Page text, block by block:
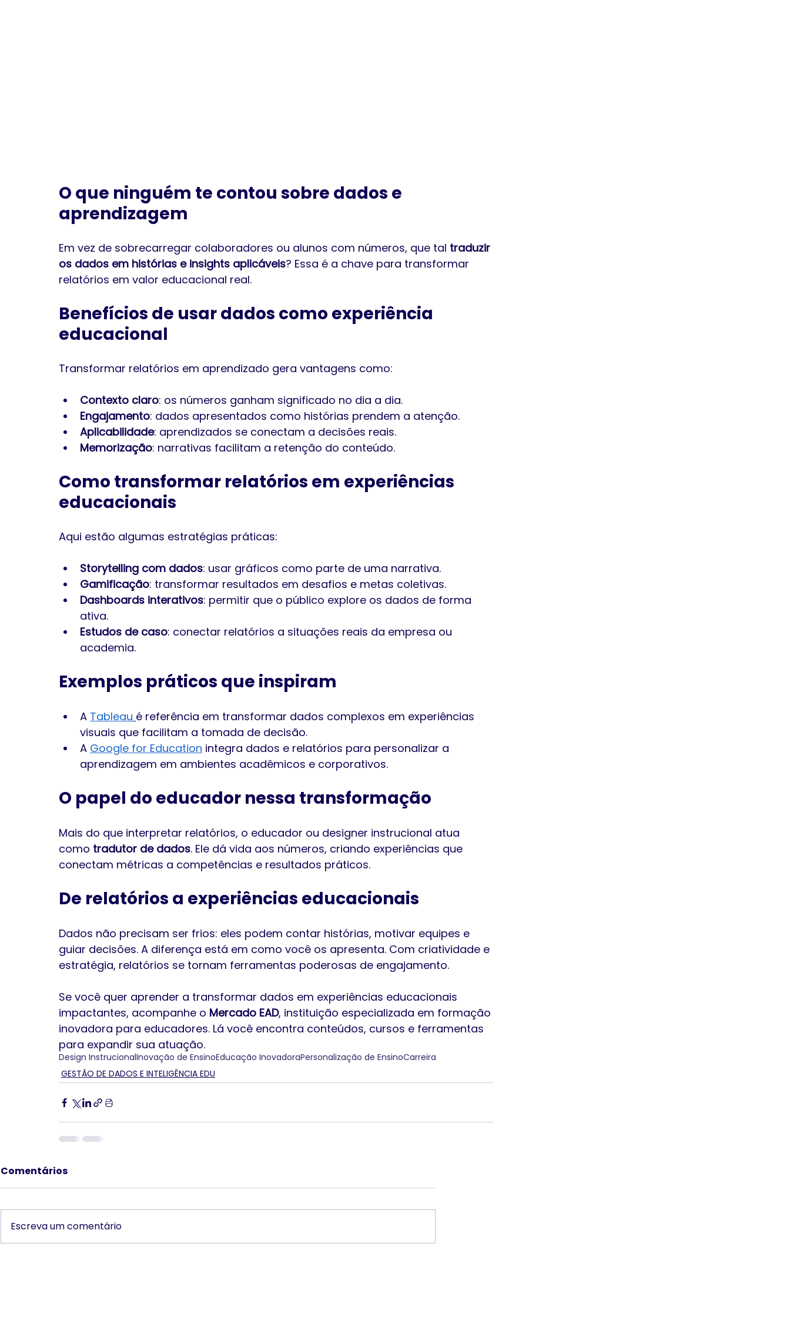
O que ninguém te contou sobre dados e
aprendizagem
Em vez de sobrecarregar colaboradores ou alunos com números, que tal traduzir
os dados em histórias e insights aplicáveis? Essa é a chave para transformar
relatórios em valor educacional real.
Benefícios de usar dados como experiência
educacional
Transformar relatórios em aprendizado gera vantagens como:
Contexto claro: os números ganham significado no dia a dia.
Engajamento: dados apresentados como histórias prendem a atenção.
Aplicabilidade: aprendizados se conectam a decisões reais.
Memorização: narrativas facilitam a retenção do conteúdo.
Como transformar relatórios em experiências
educacionais
Aqui estão algumas estratégias práticas:
Storytelling com dados: usar gráficos como parte de uma narrativa.
Gamificação: transformar resultados em desafios e metas coletivas.
Dashboards interativos: permitir que o público explore os dados de forma
ativa.
Estudos de caso: conectar relatórios a situações reais da empresa ou
academia.
Exemplos práticos que inspiram
A Tableau é referência em transformar dados complexos em experiências
visuais que facilitam a tomada de decisão.
A Google for Education integra dados e relatórios para personalizar a
aprendizagem em ambientes acadêmicos e corporativos.
O papel do educador nessa transformação
Mais do que interpretar relatórios, o educador ou designer instrucional atua
como tradutor de dados. Ele dá vida aos números, criando experiências que
conectam métricas a competências e resultados práticos.
De relatórios a experiências educacionais
Dados não precisam ser frios: eles podem contar histórias, motivar equipes e
guiar decisões. A diferença está em como você os apresenta. Com criatividade e
estratégia, relatórios se tornam ferramentas poderosas de engajamento.
Se você quer aprender a transformar dados em experiências educacionais
impactantes, acompanhe o Mercado EAD, instituição especializada em formação
inovadora para educadores. Lá você encontra conteúdos, cursos e ferramentas
para expandir sua atuação.
Design InstrucionalInovação de EnsinoEducação InovadoraPersonalização de EnsinoCarreira
GESTÃO DE DADOS E INTELIGÊNCIA EDU
Comentários
Escreva um comentário